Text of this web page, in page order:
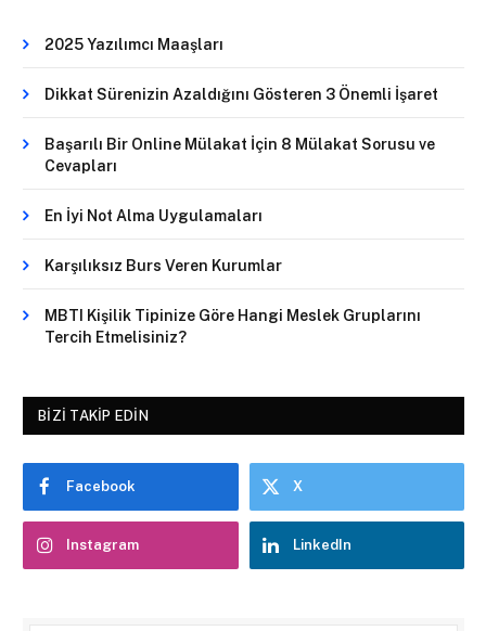
2025 Yazılımcı Maaşları
Dikkat Sürenizin Azaldığını Gösteren 3 Önemli İşaret
Başarılı Bir Online Mülakat İçin 8 Mülakat Sorusu ve
Cevapları
En İyi Not Alma Uygulamaları
Karşılıksız Burs Veren Kurumlar
MBTI Kişilik Tipinize Göre Hangi Meslek Gruplarını
Tercih Etmelisiniz?
BIZI TAKIP EDIN
Facebook X
Instagram LinkedIn